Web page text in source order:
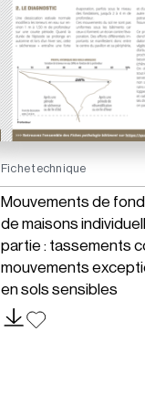
Fiche technique
Mouvements de
de maisons
partie : tassements
mouvements
en sols sensibles